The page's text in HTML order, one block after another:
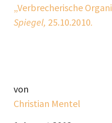
„Verbrecherische
Spiegel, 25.10.2010.
von
Christian Mentel